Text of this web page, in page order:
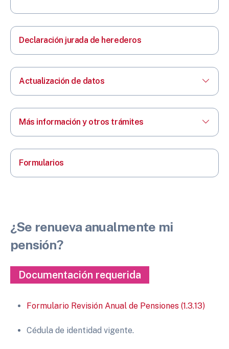
Declaración jurada de herederos
Actualización de datos
Más información y otros trámites
Formularios
¿Se renueva anualmente mi
pensión?
Documentación requerida
Formulario Revisión Anual de Pensiones (1.3.13)
Cédula de identidad vigente.